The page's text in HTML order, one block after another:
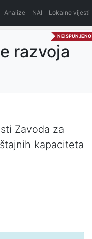
Analize NAI Lokalne vijesti
NEISPUNJENO
razvoja
Zavoda za
kapaciteta